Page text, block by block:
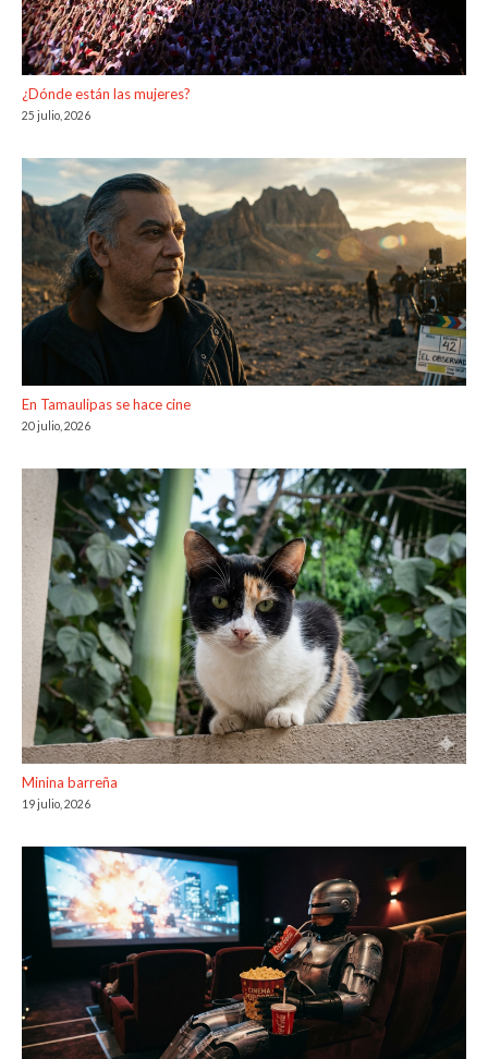
¿Dónde están las mujeres?
25 julio, 2026
En Tamaulipas se hace cine
20 julio, 2026
Minina barreña
19 julio, 2026